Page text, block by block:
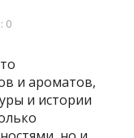
0
и ароматов,
и истории